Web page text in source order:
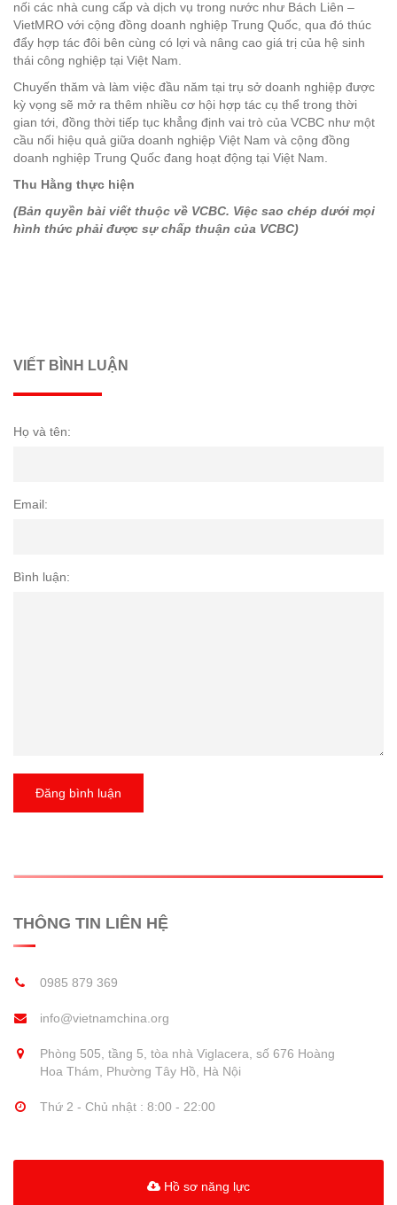
nối các nhà cung cấp và dịch vụ trong nước như Bách Liên –
VietMRO với cộng đồng doanh nghiệp Trung Quốc, qua đó thúc
đẩy hợp tác đôi bên cùng có lợi và nâng cao giá trị của hệ sinh
thái công nghiệp tại Việt Nam.
Chuyến thăm và làm việc đầu năm tại trụ sở doanh nghiệp được
kỳ vọng sẽ mở ra thêm nhiều cơ hội hợp tác cụ thể trong thời
gian tới, đồng thời tiếp tục khẳng định vai trò của VCBC như một
cầu nối hiệu quả giữa doanh nghiệp Việt Nam và cộng đồng
doanh nghiệp Trung Quốc đang hoạt động tại Việt Nam.
Thu Hằng thực hiện
(Bản quyền bài viết thuộc về VCBC. Việc sao chép dưới mọi
hình thức phải được sự chấp thuận của VCBC)
VIẾT BÌNH LUẬN
Họ và tên:
Email:
Bình luận:
Đăng bình luận
THÔNG TIN LIÊN HỆ
0985 879 369
info@vietnamchina.org
Phòng 505, tầng 5, tòa nhà Viglacera, số 676 Hoàng
Hoa Thám, Phường Tây Hồ, Hà Nội
Thứ 2 - Chủ nhật : 8:00 - 22:00
Hồ sơ năng lực